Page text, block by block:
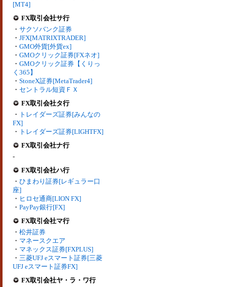
[MT4]
FX取引会社サ行
・ サクソバンク証券
・ JFX[MATRIXTRADER]
・ GMO外貨[外貨ex]
・ GMOクリック証券[FXネオ]
・ GMOクリック証券【くりっ
く365】
・ StoneX証券[MetaTrader4]
・ セントラル短資ＦＸ
FX取引会社タ行
・ トレイダーズ証券[みんなの
FX]
・ トレイダーズ証券[LIGHTFX]
FX取引会社ナ行
-
FX取引会社ハ行
・ ひまわり証券[レギュラー口
座]
・ ヒロセ通商[LION FX]
・ PayPay銀行[FX]
FX取引会社マ行
・ 松井証券
・ マネースクエア
・ マネックス証券[FXPLUS]
・ 三菱UFJ eスマート証券[三菱
UFJ eスマート証券FX]
FX取引会社ヤ・ラ・ワ行